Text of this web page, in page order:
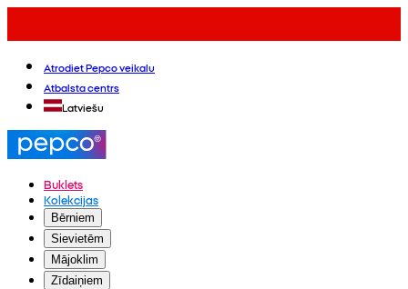
Atrodiet Pepco veikalu
Atbalsta centrs
Latviešu
Buklets
Kolekcijas
Bērniem
Sievietēm
Mājoklim
Zīdaiņiem